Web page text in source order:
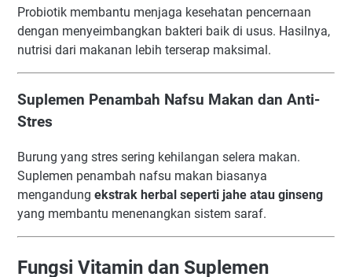
Probiotik membantu menjaga kesehatan pencernaan
dengan menyeimbangkan bakteri baik di usus. Hasilnya,
nutrisi dari makanan lebih terserap maksimal.
Suplemen Penambah Nafsu Makan dan Anti-
Stres
Burung yang stres sering kehilangan selera makan.
Suplemen penambah nafsu makan biasanya
mengandung ekstrak herbal seperti jahe atau ginseng
yang membantu menenangkan sistem saraf.
Fungsi Vitamin dan Suplemen